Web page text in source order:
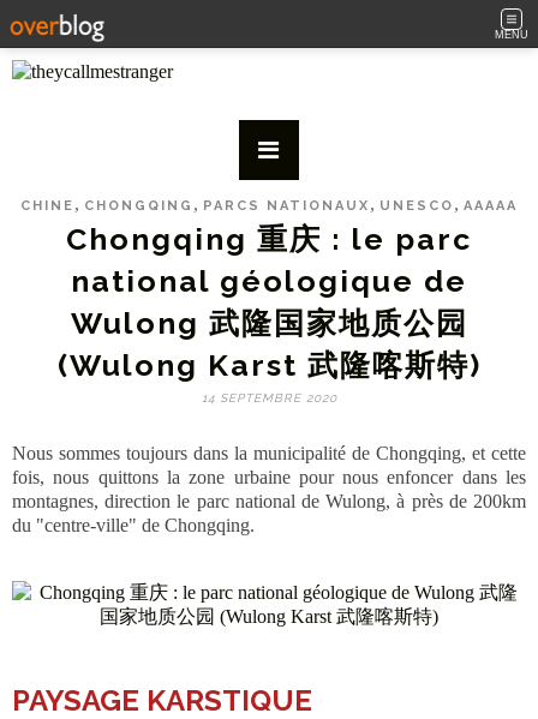
MENU
CHINE , CHONGQING , PARCS NATIONAUX , UNESCO , AAAAA
Chongqing 重庆 : le parc
national géologique de
Wulong 武隆国家地质公园
(Wulong Karst 武隆喀斯特)
14 SEPTEMBRE 2020
Nous sommes toujours dans la municipalité de Chongqing, et cette
fois, nous quittons la zone urbaine pour nous enfoncer dans les
montagnes, direction le parc national de Wulong, à près de 200km
du "centre-ville" de Chongqing.
PAYSAGE KARSTIQUE